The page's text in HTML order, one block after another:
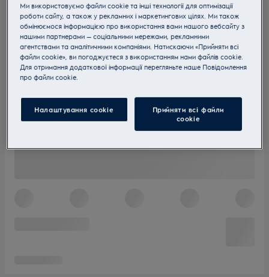
Ми використовуємо файли cookie та інші технології для оптимізації
роботи сайту, а також у рекламних і маркетингових цілях. Ми також
обмінюємося інформацією про використання вами нашого вебсайту з
нашими партнерами — соціальними мережами, рекламними
агентствами та аналітичними компаніями. Натискаючи «Прийняти всі
файли cookie», ви погоджуєтеся з використанням нами файлів cookie.
Для отримання додаткової інформації перегляньте наше Пoвідомлення
прo файли cookie.
Налаштування cookie
Прийняти всі файли
сookie